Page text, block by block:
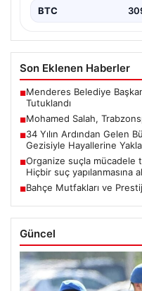
BTC
Son Eklenen Haberler
■Menderes Belediye
Tutuklandı
■Mohamed Salah,
■34 Yılın Ardından Gelen
Gezisiyle Hayallerine
■Organize suçla mücadele
Hiçbir suç yapılanmasına
■Bahçe Mutfakları ve
Güncel